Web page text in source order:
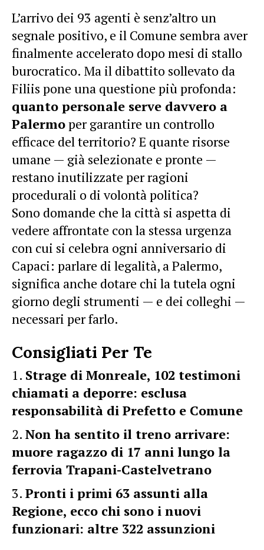
L’arrivo dei 93 agenti è senz’altro un
segnale positivo, e il Comune sembra aver
finalmente accelerato dopo mesi di stallo
burocratico. Ma il dibattito sollevato da
Filiis pone una questione più profonda:
quanto personale serve davvero a
Palermoper garantire un controllo
efficace del territorio? E quante risorse
umane — già selezionate e pronte —
restano inutilizzate per ragioni
procedurali o di volontà politica?
Sono domande che la città si aspetta di
vedere affrontate con la stessa urgenza
con cui si celebra ogni anniversario di
Capaci: parlare di legalità, a Palermo,
significa anche dotare chi la tutela ogni
giorno degli strumenti — e dei colleghi —
necessari per farlo.
Consigliati Per Te
Strage di Monreale, 102 testimoni
chiamati a deporre: esclusa
responsabilità di Prefetto e Comune
Non ha sentito il treno arrivare:
muore ragazzo di 17 anni lungo la
ferrovia Trapani-Castelvetrano
Pronti i primi 63 assunti alla
Regione, ecco chi sono i nuovi
funzionari: altre 322 assunzioni